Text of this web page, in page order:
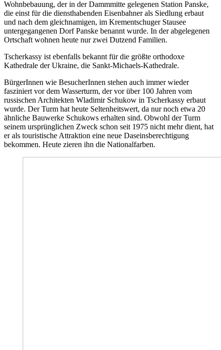
Wohnbebauung, der in der Dammmitte gelegenen Station Panske,
die einst für die diensthabenden Eisenbahner als Siedlung erbaut
und nach dem gleichnamigen, im Krementschuger Stausee
untergegangenen Dorf Panske benannt wurde. In der abgelegenen
Ortschaft wohnen heute nur zwei Dutzend Familien.
Tscherkassy ist ebenfalls bekannt für die größte orthodoxe
Kathedrale der Ukraine, die Sankt-Michaels-Kathedrale.
BürgerInnen wie BesucherInnen stehen auch immer wieder
fasziniert vor dem Wasserturm, der vor über 100 Jahren vom
russischen Architekten Wladimir Schukow in Tscherkassy erbaut
wurde. Der Turm hat heute Seltenheitswert, da nur noch etwa 20
ähnliche Bauwerke Schukows erhalten sind. Obwohl der Turm
seinem ursprünglichen Zweck schon seit 1975 nicht mehr dient, hat
er als touristische Attraktion eine neue Daseinsberechtigung
bekommen. Heute zieren ihn die Nationalfarben.